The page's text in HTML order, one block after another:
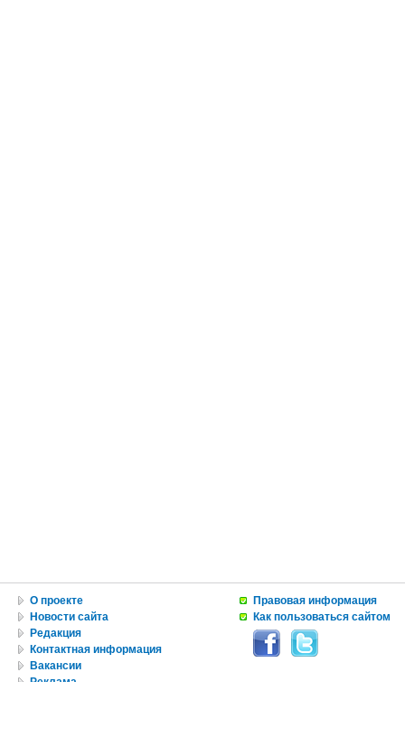
О проекте
Новости сайта
Редакция
Контактная информация
Вакансии
Реклама
Правовая информация
Как пользоваться сайтом